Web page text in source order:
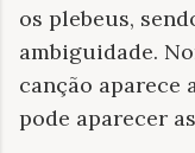
os plebeus,
ambiguidade.
canção aparece
pode aparecer